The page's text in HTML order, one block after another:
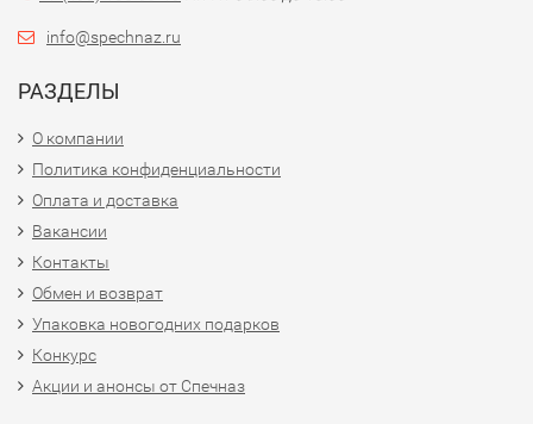
info@spechnaz.ru
РАЗДЕЛЫ
О компании
Политика конфиденциальности
Оплата и доставка
Вакансии
Контакты
Обмен и возврат
Упаковка новогодних подарков
Конкурс
Акции и анонсы от Спечназ